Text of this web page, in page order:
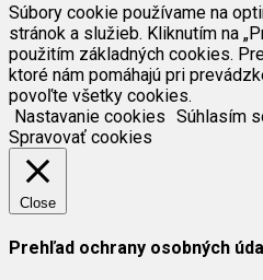
Súbory cookie používame na
stránok a služieb. Kliknutím na
použitím základných cookies.
ktoré nám pomáhajú pri
povoľte všetky cookies.
Nastavanie cookies Súhlasím
Spravovať cookies
Close
Prehľad ochrany osobných